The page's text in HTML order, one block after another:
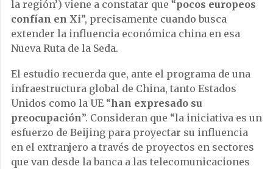
la región’) viene a constatar que “pocos europeos
confían en Xi”, precisamente cuando busca
extender la influencia económica china en esa
Nueva Ruta de la Seda.
El estudio recuerda que, ante el programa de una
infraestructura global de China, tanto Estados
Unidos como la UE “han expresado su
preocupación”. Consideran que “la iniciativa es un
esfuerzo de Beijing para proyectar su influencia
en el extranjero a través de proyectos en sectores
que van desde la banca a las telecomunicaciones